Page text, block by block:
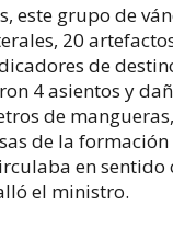
este grupo de
20
de
4 asientos y
de
de la formación
en sentido
el ministro.